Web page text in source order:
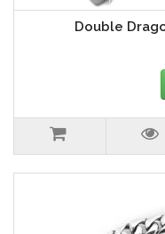
Double